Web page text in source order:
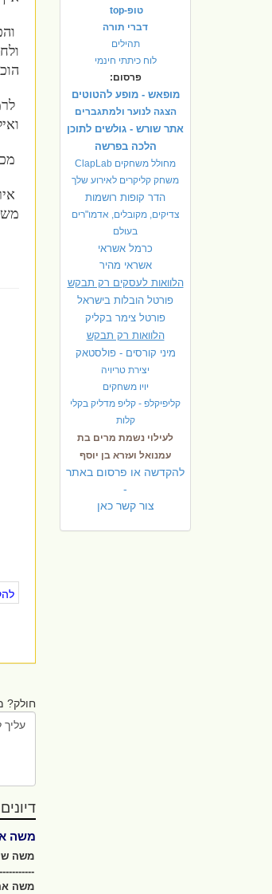
טופ-top
דברי תורה
תהילים
לוח כיתתי חינמי
פרסום:
מופאש - מופע להטוטים
הצגה לנוער ולמתגברים
אתר שורש - גולשים לתוכן
הלכה בפרשה
מחולל משחקים ClapLab
משחק קליקרים לאירוע שלך
הדר קופות רושמות
צדיקים, מקובלים, אדמו"רים
בעולם
כרמל אשראי
אשראי מהיר
הלוואות לעסקים רק תבקש
פורטל הובלות בישראל
פורטל צימר בקליק
הלוואות רק תבקש
מיני קורסים - פולסטאק
יצירת טריויה
יויו משחקים
קליפיקלפ - קליפ מדליק בקלי
קלות
לעילוי נשמת מרים בת
עמנואל ועזרא בן יוסף
להקדשה או פרסום באתר
-
צור קשר כאן
חולק?
משה
משה
משה אהרון ,